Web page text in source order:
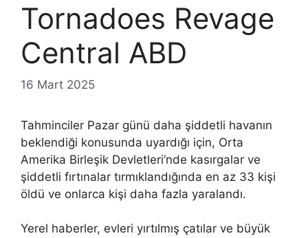
Tornadoes Revage
Central ABD
16 Mart 2025
Tahminciler Pazar günü daha şiddetli havanın
beklendiği konusunda uyardığı için, Orta
Amerika Birleşik Devletleri’nde kasırgalar ve
şiddetli fırtınalar tırmıklandığında en az 33 kişi
öldü ve onlarca kişi daha fazla yaralandı.
Yerel haberler, evleri yırtılmış çatılar ve büyük